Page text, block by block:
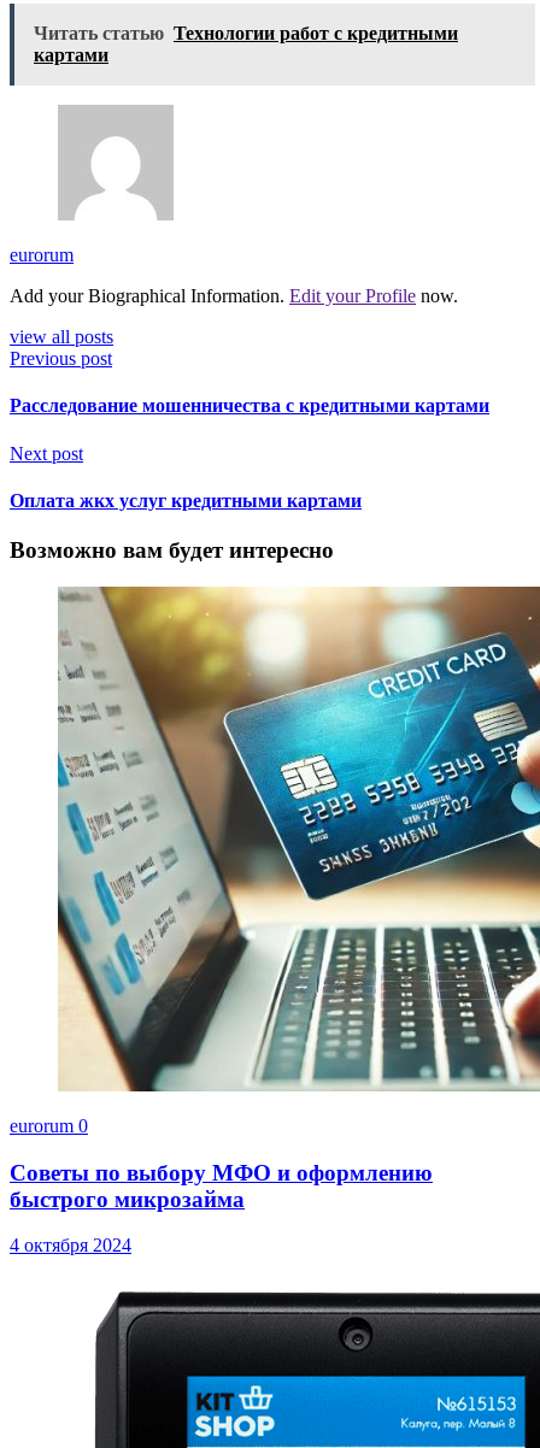
Читать статью Технологии работ с кредитными
картами
eurorum
Add your Biographical Information. Edit your Profile now.
view all posts
Previous post
Расследование мошенничества с кредитными картами
Next post
Оплата жкх услуг кредитными картами
Возможно вам будет интересно
eurorum 0
Советы по выбору МФО и оформлению
быстрого микрозайма
4 октября 2024